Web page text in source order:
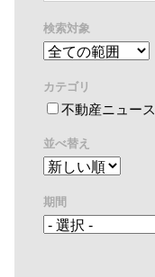
検索対象
カテゴリ
不動産ニュース
並べ替え
期間